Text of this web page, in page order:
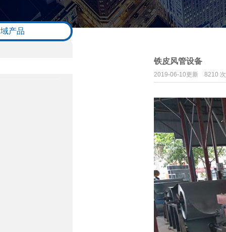
产品
铁皮风管设备
2019-06-10更新 8210 次